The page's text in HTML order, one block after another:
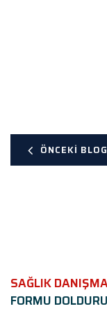
ÖNCEKI
SAĞLIK
FORMU